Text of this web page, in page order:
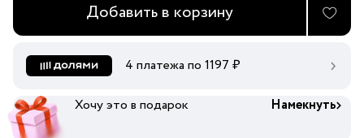
Добавить в корзину
4 платежа по 1197 ₽
Хочу это в подарок Намекнуть